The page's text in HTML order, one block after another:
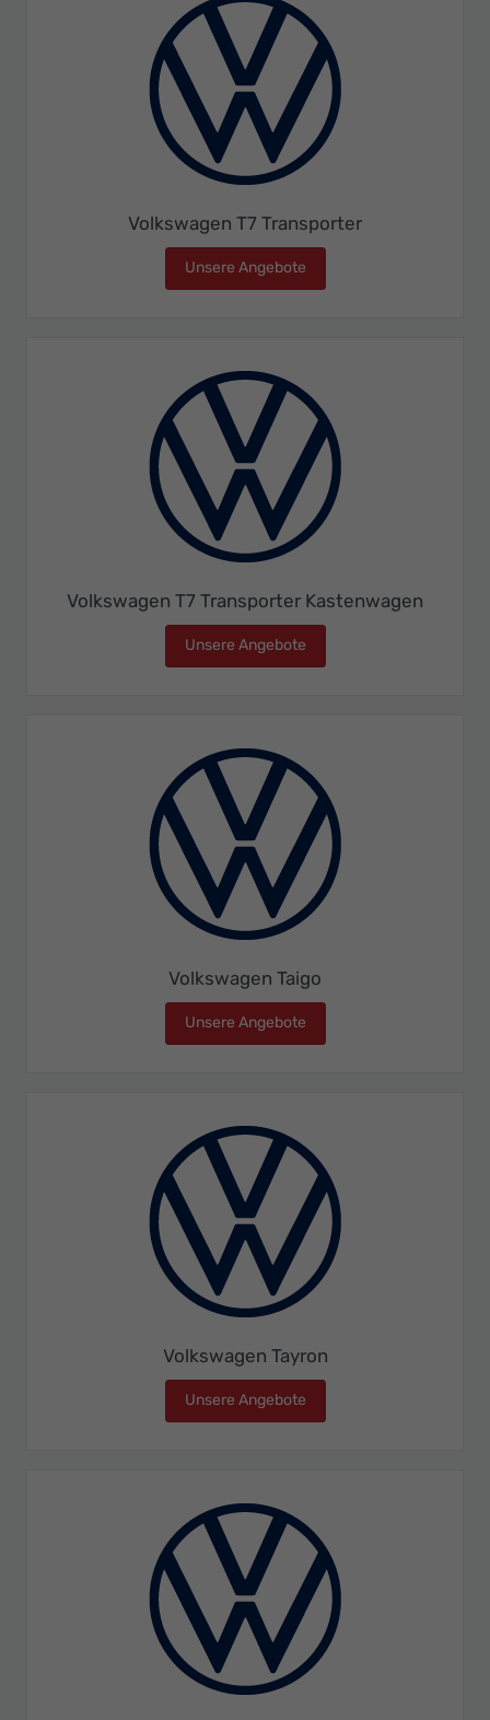
Volkswagen T7 Transporter
Unsere Angebote
Volkswagen T7 Transporter Kastenwagen
Unsere Angebote
Volkswagen Taigo
Unsere Angebote
Volkswagen Tayron
Unsere Angebote